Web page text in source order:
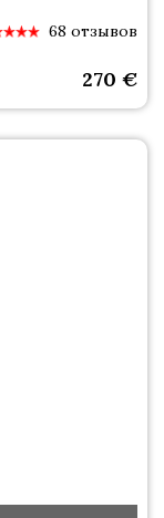
68 отзывов
270 €